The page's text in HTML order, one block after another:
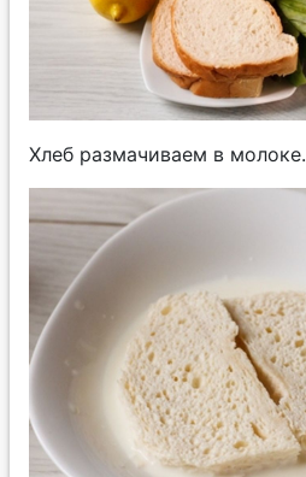
Хлеб размачиваем в молоке.